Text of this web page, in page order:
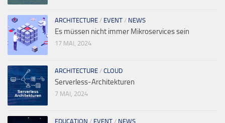
ARCHITECTURE / EVENT / NEWS
Es müssen nicht immer Mikroservices sein
17 MAI, 2024
ARCHITECTURE / CLOUD
Serverless-Architekturen
7 MAI, 2024
EDUCATION / EVENT / NEWS